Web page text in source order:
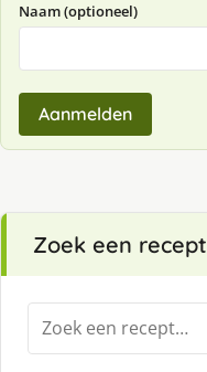
Naam (optioneel)
Aanmelden
Zoek een recept
Zoeken
naar: